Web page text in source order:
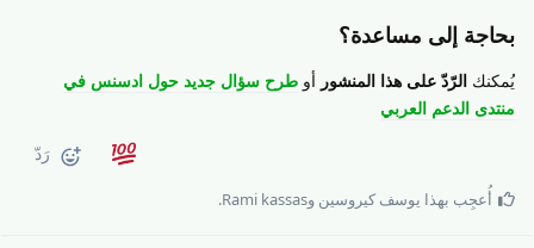
بحاجة إلى مساعدة؟
يُمكنك الرّدّ على هذا المنشور أو طرح سؤال جديد حول ادسنس في
منتدى الدعم العربي
رَدّ
أُعجِب بهذا يوسف كيروسين وRami kassas
.